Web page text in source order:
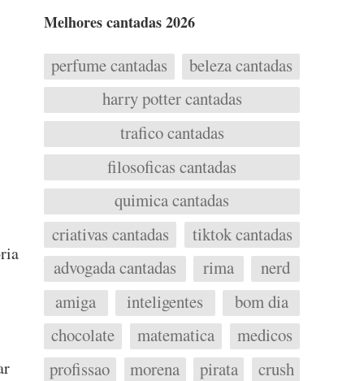
Melhores cantadas 2026
perfume cantadas
beleza cantadas
harry potter cantadas
trafico cantadas
filosoficas cantadas
quimica cantadas
criativas cantadas
tiktok cantadas
advogada cantadas
rima
nerd
amiga
inteligentes
bom dia
chocolate
matematica
medicos
profissao
morena pirata
crush